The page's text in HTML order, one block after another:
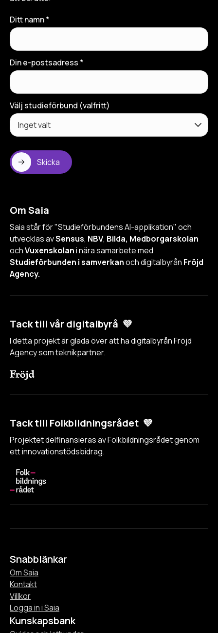
Om Saia
Saia står för "Studieförbundens AI-applikation" och
utvecklas avSensus, NBV, Bilda, Medborgarskolan
ochVuxenskolani nära samarbete med
Studieförbunden i samverkanoch digitalbyrån Fröjd
Agency.
Tack till vår digitalbyrå 💜
I detta projekt är glada över att ha digitalbyrån Fröjd
Agency som teknikpartner.
Tack till Folkbildningsrådet 💜
Projektet delfinansieras av Folkbildningsrådet genom
ett innovationstödsbidrag.
Ditt namn *
Din e-postsadress *
Välj studieförbund (valfritt)
Skicka
Snabblänkar
Om Saia
Kontakt
Villkor
Logga in i Saia
Kunskapsbank